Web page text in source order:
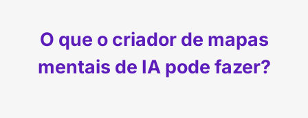
O que o criador de mapas
mentais de IA pode fazer?